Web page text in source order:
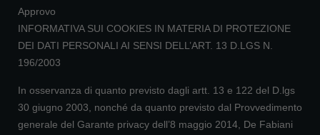
Approvo
INFORMATIVA SUI COOKIES IN MATERIA DI PROTEZIONE
DEI DATI PERSONALI AI SENSI DELL’ART. 13 D.LGS N.
196/2003
In osservanza di quanto previsto dagli artt. 13 e 122 del D.lgs
30 giugno 2003, nonché da quanto previsto dal Provvedimento
generale del Garante privacy dell’8 maggio 2014, De Fabiani